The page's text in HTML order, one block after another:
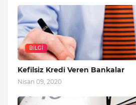
BILGI
Kefilsiz Kredi Veren Bankalar
Nisan 09, 2020